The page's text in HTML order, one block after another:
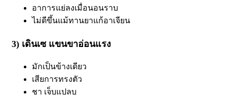
อาการแย่ลงเมื่อนอนราบ
ไม่ดีขึ้นแม้ทานยาแก้อาเจียน
3) เดินเซ แขนขาอ่อนแรง
มักเป็นข้างเดียว
เสียการทรงตัว
ชา เจ็บแปลบ